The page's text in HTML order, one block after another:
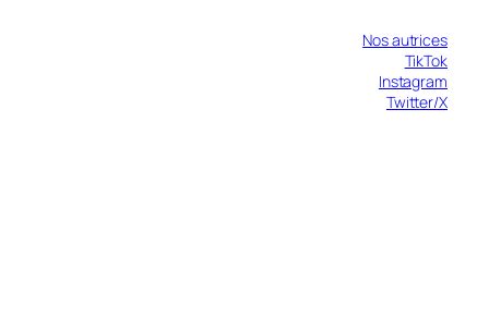
Nos autrices
TikTok
Instagram
Twitter/X